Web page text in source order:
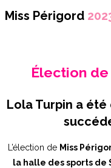
Miss Périgord
Élection
Lola Turpin a été
L’élection de Miss
la halle des sports de